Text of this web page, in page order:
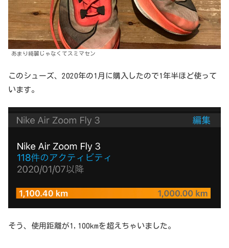
あまり綺麗じゃなくてスミマセン
このシューズ、2020年の1月に購入したので1年半ほど使って
います。
そう、使用距離が1,100kmを超えちゃいました。